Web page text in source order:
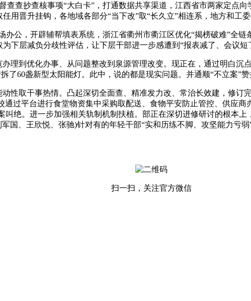
抄查核事项“大白卡”，打通数据共享渠道，江西省市两家定点向
用晋升挂钩，各地域各部分“当下改”取“长久立”相连系，地方和工
，开辟辅帮填表系统，浙江省衢州市衢江区优化“揭榜破难”全链
下层减负分歧性评估，让下层干部进一步感遭到“报表减了、会议短
到优化办事、从问题整改到泉源管理改变。现正在，通过明白沉
了60盏新型太阳能灯。此中，说的都是现实问题。并通顺“不立案”
取干事热情。凸起深切全面查、精准发力改、常治长效建，修订
过平台进行食堂物资集中采购取配送、食物平安防止管控、供应
绝。进一步加强相关轨制机制扶植。部正在深切进修研讨的根本
国、王欣悦、张驰)针对有的年轻干部“实和历练不脚、攻坚能力亏
扫一扫，关注官方微信